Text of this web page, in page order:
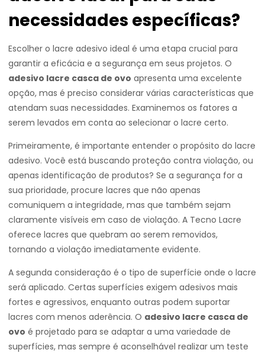
necessidades específicas?
Escolher o lacre adesivo ideal é uma etapa crucial para
garantir a eficácia e a segurança em seus projetos. O
adesivo lacre casca de ovo apresenta uma excelente
opção, mas é preciso considerar várias características que
atendam suas necessidades. Examinemos os fatores a
serem levados em conta ao selecionar o lacre certo.
Primeiramente, é importante entender o propósito do lacre
adesivo. Você está buscando proteção contra violação, ou
apenas identificação de produtos? Se a segurança for a
sua prioridade, procure lacres que não apenas
comuniquem a integridade, mas que também sejam
claramente visíveis em caso de violação. A Tecno Lacre
oferece lacres que quebram ao serem removidos,
tornando a violação imediatamente evidente.
A segunda consideração é o tipo de superfície onde o lacre
será aplicado. Certas superfícies exigem adesivos mais
fortes e agressivos, enquanto outras podem suportar
lacres com menos aderência. O adesivo lacre casca de
ovo é projetado para se adaptar a uma variedade de
superfícies, mas sempre é aconselhável realizar um teste